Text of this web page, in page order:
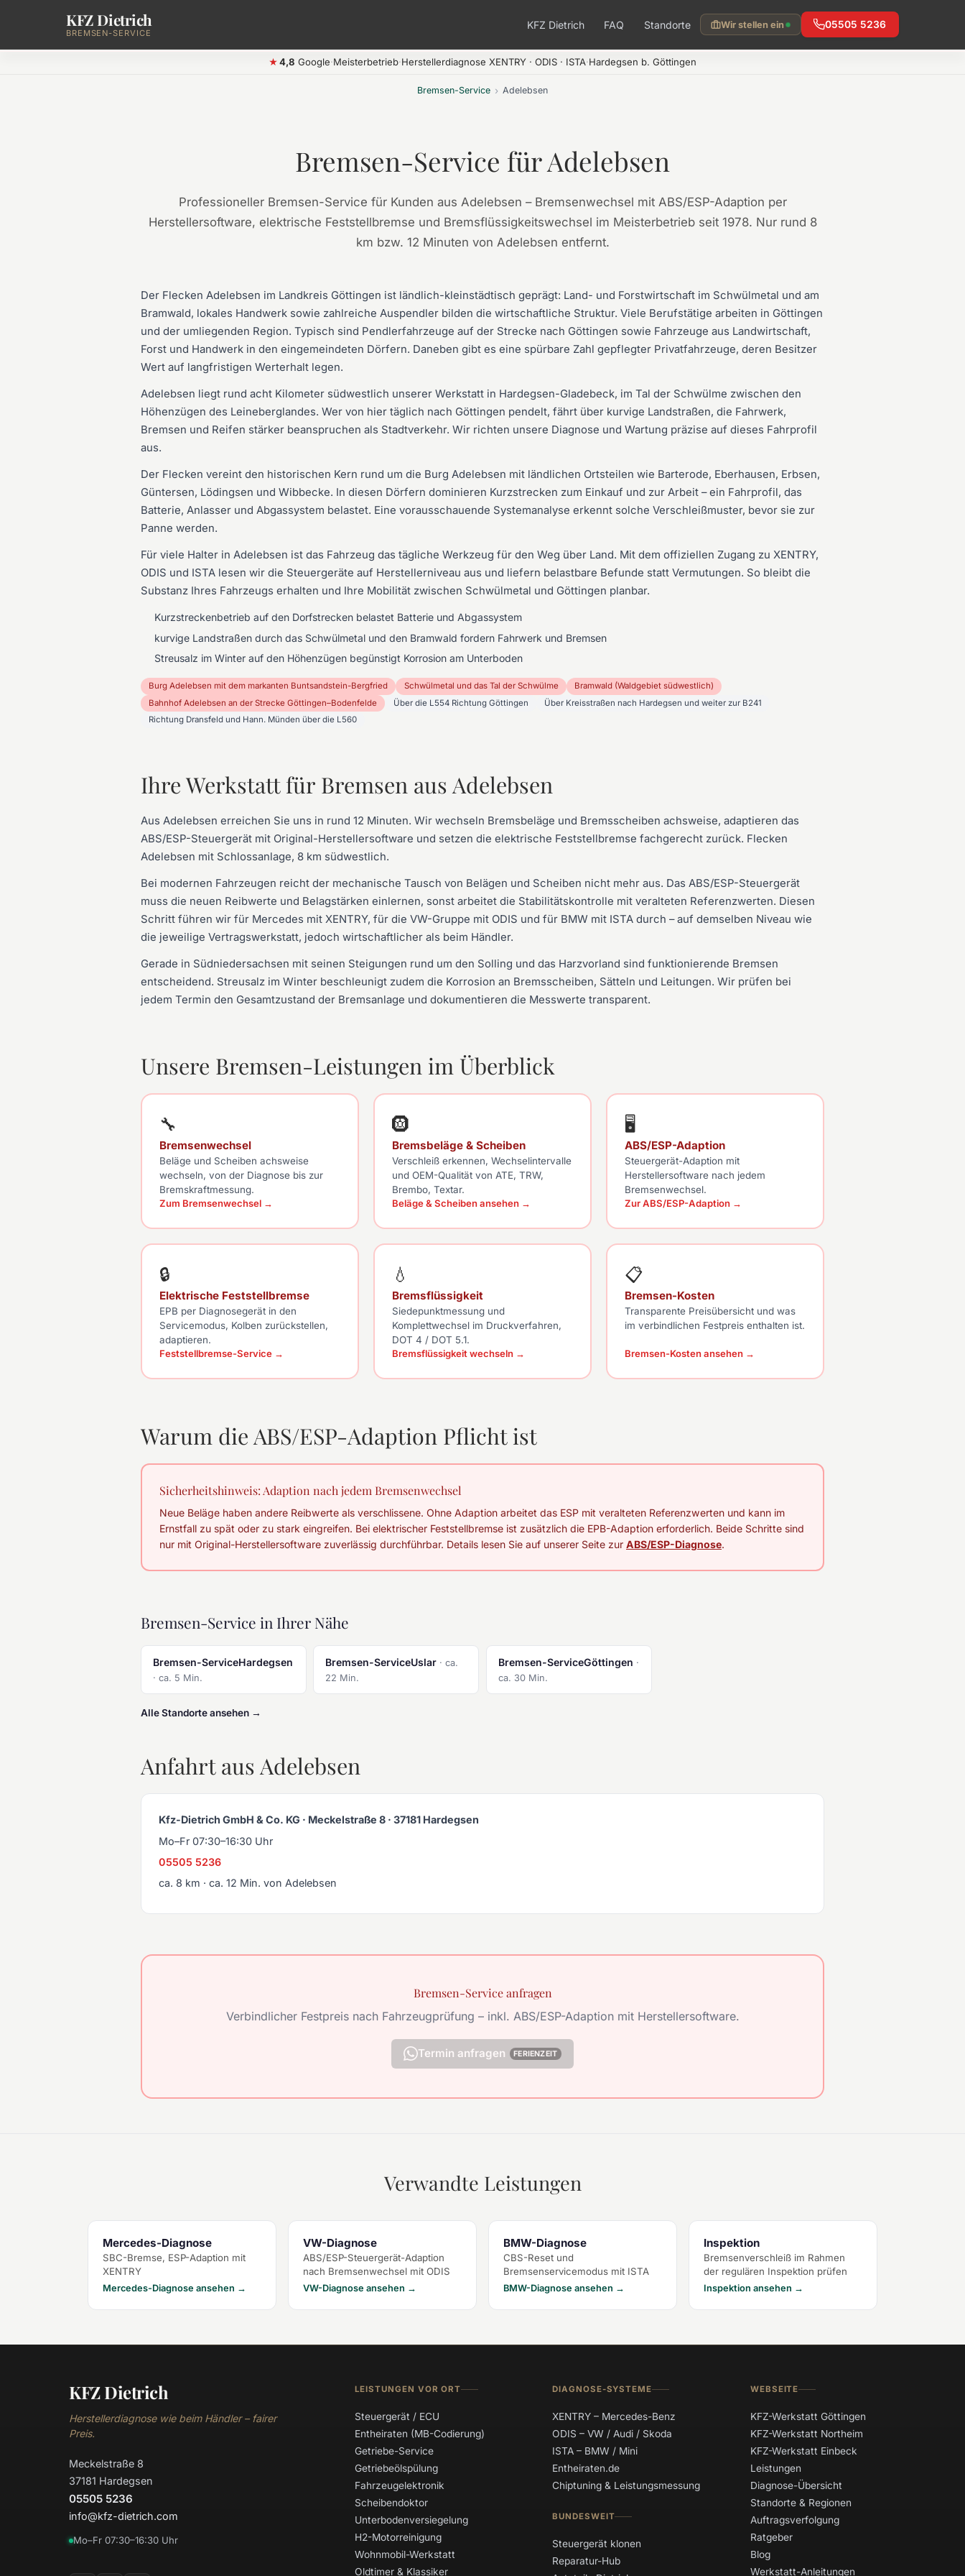
Zum Hauptinhalt springen
KFZ Dietrich
BREMSEN-SERVICE
KFZ Dietrich FAQ Standorte Wir stellen ein 05505 5236
★ 4,8 Google·Meisterbetrieb·Herstellerdiagnose XENTRY · ODIS · ISTA·Hardegsen b. Göttingen
Bremsen-Service › Adelebsen
Bremsen-Service für Adelebsen
Professioneller Bremsen-Service für Kunden aus Adelebsen – Bremsenwechsel mit ABS/ESP-Adaption per
Herstellersoftware, elektrische Feststellbremse und Bremsflüssigkeitswechsel im Meisterbetrieb seit 1978. Nur rund 8
km bzw. 12 Minuten von Adelebsen entfernt.
Der Flecken Adelebsen im Landkreis Göttingen ist ländlich-kleinstädtisch geprägt: Land- und Forstwirtschaft im Schwülmetal und am
Bramwald, lokales Handwerk sowie zahlreiche Auspendler bilden die wirtschaftliche Struktur. Viele Berufstätige arbeiten in Göttingen
und der umliegenden Region. Typisch sind Pendlerfahrzeuge auf der Strecke nach Göttingen sowie Fahrzeuge aus Landwirtschaft,
Forst und Handwerk in den eingemeindeten Dörfern. Daneben gibt es eine spürbare Zahl gepflegter Privatfahrzeuge, deren Besitzer
Wert auf langfristigen Werterhalt legen.
Adelebsen liegt rund acht Kilometer südwestlich unserer Werkstatt in Hardegsen-Gladebeck, im Tal der Schwülme zwischen den
Höhenzügen des Leineberglandes. Wer von hier täglich nach Göttingen pendelt, fährt über kurvige Landstraßen, die Fahrwerk,
Bremsen und Reifen stärker beanspruchen als Stadtverkehr. Wir richten unsere Diagnose und Wartung präzise auf dieses Fahrprofil
aus.
Der Flecken vereint den historischen Kern rund um die Burg Adelebsen mit ländlichen Ortsteilen wie Barterode, Eberhausen, Erbsen,
Güntersen, Lödingsen und Wibbecke. In diesen Dörfern dominieren Kurzstrecken zum Einkauf und zur Arbeit – ein Fahrprofil, das
Batterie, Anlasser und Abgassystem belastet. Eine vorausschauende Systemanalyse erkennt solche Verschleißmuster, bevor sie zur
Panne werden.
Für viele Halter in Adelebsen ist das Fahrzeug das tägliche Werkzeug für den Weg über Land. Mit dem offiziellen Zugang zu XENTRY,
ODIS und ISTA lesen wir die Steuergeräte auf Herstellerniveau aus und liefern belastbare Befunde statt Vermutungen. So bleibt die
Substanz Ihres Fahrzeugs erhalten und Ihre Mobilität zwischen Schwülmetal und Göttingen planbar.
Kurzstreckenbetrieb auf den Dorfstrecken belastet Batterie und Abgassystem
kurvige Landstraßen durch das Schwülmetal und den Bramwald fordern Fahrwerk und Bremsen
Streusalz im Winter auf den Höhenzügen begünstigt Korrosion am Unterboden
Burg Adelebsen mit dem markanten Buntsandstein-Bergfried Schwülmetal und das Tal der Schwülme
Bramwald (Waldgebiet südwestlich)
Bahnhof Adelebsen an der Strecke Göttingen–Bodenfelde
Über die L554 Richtung Göttingen
Über Kreisstraßen nach Hardegsen und weiter zur B241
Richtung Dransfeld und Hann. Münden über die L560
Ihre Werkstatt für Bremsen aus Adelebsen
Aus Adelebsen erreichen Sie uns in rund 12 Minuten. Wir wechseln Bremsbeläge und Bremsscheiben achsweise, adaptieren das
ABS/ESP-Steuergerät mit Original-Herstellersoftware und setzen die elektrische Feststellbremse fachgerecht zurück. Flecken
Adelebsen mit Schlossanlage, 8 km südwestlich.
Bei modernen Fahrzeugen reicht der mechanische Tausch von Belägen und Scheiben nicht mehr aus. Das ABS/ESP-Steuergerät
muss die neuen Reibwerte und Belagstärken einlernen, sonst arbeitet die Stabilitätskontrolle mit veralteten Referenzwerten. Diesen
Schritt führen wir für Mercedes mit XENTRY, für die VW-Gruppe mit ODIS und für BMW mit ISTA durch – auf demselben Niveau wie
die jeweilige Vertragswerkstatt, jedoch wirtschaftlicher als beim Händler.
Gerade in Südniedersachsen mit seinen Steigungen rund um den Solling und das Harzvorland sind funktionierende Bremsen
entscheidend. Streusalz im Winter beschleunigt zudem die Korrosion an Bremsscheiben, Sätteln und Leitungen. Wir prüfen bei
jedem Termin den Gesamtzustand der Bremsanlage und dokumentieren die Messwerte transparent.
Unsere Bremsen-Leistungen im Überblick
🔧
Bremsenwechsel
Beläge und Scheiben achsweise
wechseln, von der Diagnose bis zur
Bremskraftmessung.
Zum Bremsenwechsel →
🛞
Bremsbeläge & Scheiben
Verschleiß erkennen, Wechselintervalle
und OEM-Qualität von ATE, TRW,
Brembo, Textar.
Beläge & Scheiben ansehen →
🖥
ABS/ESP-Adaption
Steuergerät-Adaption mit
Herstellersoftware nach jedem
Bremsenwechsel.
Zur ABS/ESP-Adaption →
🔒
Elektrische Feststellbremse
EPB per Diagnosegerät in den
Servicemodus, Kolben zurückstellen,
adaptieren.
Feststellbremse-Service →
💧
Bremsflüssigkeit
Siedepunktmessung und
Komplettwechsel im Druckverfahren,
DOT 4 / DOT 5.1.
Bremsflüssigkeit wechseln →
📋
Bremsen-Kosten
Transparente Preisübersicht und was
im verbindlichen Festpreis enthalten ist.
Bremsen-Kosten ansehen →
Warum die ABS/ESP-Adaption Pflicht ist
Sicherheitshinweis: Adaption nach jedem Bremsenwechsel
Neue Beläge haben andere Reibwerte als verschlissene. Ohne Adaption arbeitet das ESP mit veralteten Referenzwerten und kann im
Ernstfall zu spät oder zu stark eingreifen. Bei elektrischer Feststellbremse ist zusätzlich die EPB-Adaption erforderlich. Beide Schritte sind
nur mit Original-Herstellersoftware zuverlässig durchführbar. Details lesen Sie auf unserer Seite zur ABS/ESP-Diagnose.
Bremsen-Service in Ihrer Nähe
Bremsen-ServiceHardegsen
· ca. 5 Min.
Bremsen-ServiceUslar · ca.
22 Min.
Bremsen-ServiceGöttingen ·
ca. 30 Min.
Alle Standorte ansehen →
Anfahrt aus Adelebsen
Kfz-Dietrich GmbH & Co. KG · Meckelstraße 8 · 37181 Hardegsen
Mo–Fr 07:30–16:30 Uhr
05505 5236
ca. 8 km · ca. 12 Min. von Adelebsen
Bremsen-Service anfragen
Verbindlicher Festpreis nach Fahrzeugprüfung – inkl. ABS/ESP-Adaption mit Herstellersoftware.
Termin anfragen FERIENZEIT
Verwandte Leistungen
Mercedes-Diagnose
SBC-Bremse, ESP-Adaption mit
XENTRY
Mercedes-Diagnose ansehen →
VW-Diagnose
ABS/ESP-Steuergerät-Adaption
nach Bremsenwechsel mit ODIS
VW-Diagnose ansehen →
BMW-Diagnose
CBS-Reset und
Bremsenservicemodus mit ISTA
BMW-Diagnose ansehen →
Inspektion
Bremsenverschleiß im Rahmen
der regulären Inspektion prüfen
Inspektion ansehen →
KFZ Dietrich
Herstellerdiagnose wie beim Händler – fairer
Preis.
Meckelstraße 8
37181 Hardegsen
05505 5236
info@kfz-dietrich.com
Mo–Fr 07:30–16:30 Uhr
LEISTUNGEN VOR ORT
Steuergerät / ECU
Entheiraten (MB-Codierung)
Getriebe-Service
Getriebeölspülung
Fahrzeugelektronik
Scheibendoktor
Unterbodenversiegelung
H2-Motorreinigung
Wohnmobil-Werkstatt
Oldtimer & Klassiker
DIAGNOSE-SYSTEME
XENTRY – Mercedes-Benz
ODIS – VW / Audi / Skoda
ISTA – BMW / Mini
Entheiraten.de
Chiptuning & Leistungsmessung
BUNDESWEIT
Steuergerät klonen
Reparatur-Hub
WEBSEITE
KFZ-Werkstatt Göttingen
KFZ-Werkstatt Northeim
KFZ-Werkstatt Einbeck
Leistungen
Diagnose-Übersicht
Standorte & Regionen
Auftragsverfolgung
Ratgeber
Blog
Werkstatt-Anleitungen